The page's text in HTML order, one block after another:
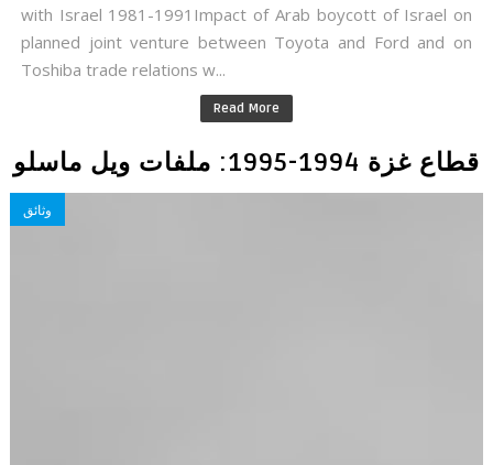
with Israel 1981-1991Impact of Arab boycott of Israel on
planned joint venture between Toyota and Ford and on
Toshiba trade relations w...
Read More
قطاع غزة 1994-1995: ملفات ويل ماسلو
وثائق